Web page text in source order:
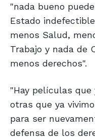
"nada bueno
Estado
menos Salud,
Trabajo y nada de
menos derechos".
"Hay películas
otras que ya
para ser
defensa de los